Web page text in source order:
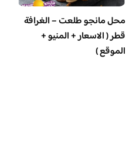
محل مانجو طلعت – الغرافة
قطر ( الاسعار + المنيو +
الموقع )